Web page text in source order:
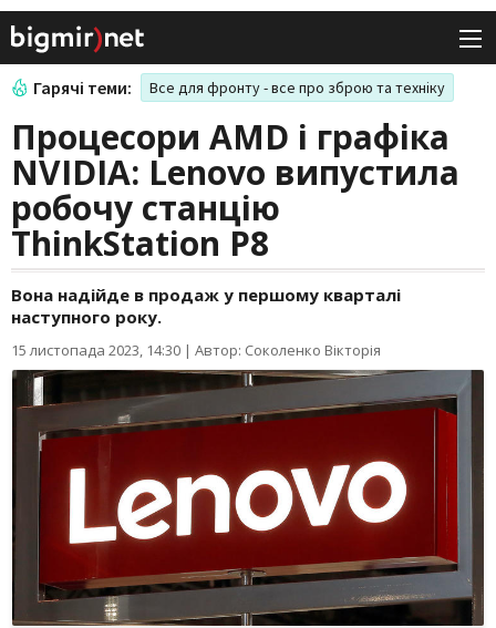
Гарячі теми: Все для фронту - все про зброю та техніку
Процесори AMD і графіка
NVIDIA: Lenovo випустила
робочу станцію
ThinkStation P8
Вона надійде в продаж у першому кварталі
наступного року.
15 листопада 2023, 14:30 | Автор: Соколенко Вікторія